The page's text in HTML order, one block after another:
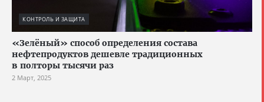
КОНТРОЛЬ И ЗАЩИТА
«Зелёный» способ определения состава
нефтепродуктов дешевле традиционных
в полторы тысячи раз
2 Март, 2025